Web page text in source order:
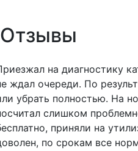
Отзывы
на диагностику
ждал очереди. По
убрать полностью. На
слишком
приняли на
по срокам все